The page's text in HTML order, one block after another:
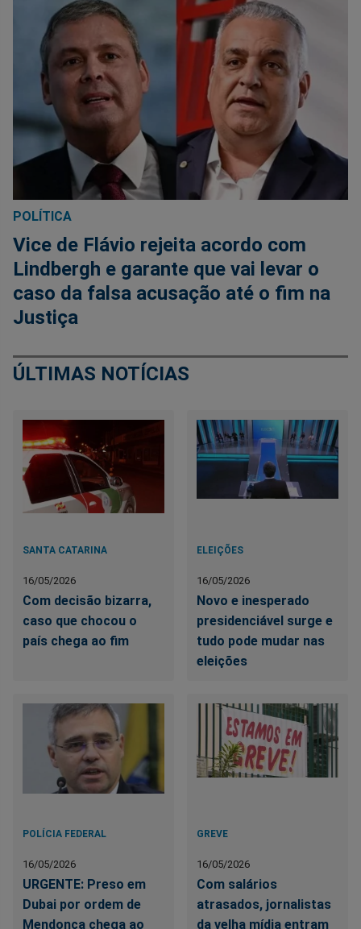
POLÍTICA
Vice de Flávio rejeita acordo com
Lindbergh e garante que vai levar o
caso da falsa acusação até o fim na
Justiça
ÚLTIMAS NOTÍCIAS
SANTA CATARINA
16/05/2026
Com decisão bizarra,
caso que chocou o
país chega ao fim
ELEIÇÕES
16/05/2026
Novo e inesperado
presidenciável surge e
tudo pode mudar nas
eleições
POLÍCIA FEDERAL
16/05/2026
URGENTE: Preso em
Dubai por ordem de
Mendonça chega ao
GREVE
16/05/2026
Com salários
atrasados, jornalistas
da velha mídia entram